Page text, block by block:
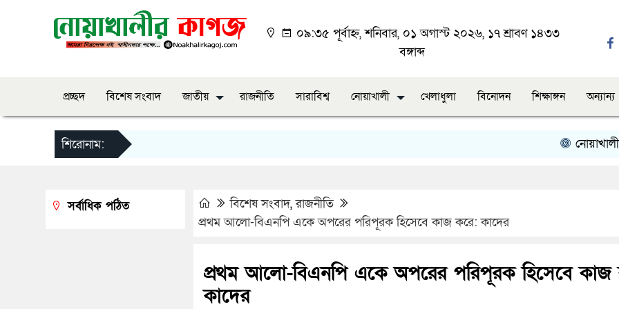
০৯:৩৫ পূর্বাহ্ন, শনিবার, ০১ অগাস্ট ২০২৬, ১৭ শ্রাবণ ১৪৩৩
বঙ্গাব্দ
প্রচ্ছদ বিশেষ সংবাদ জাতীয় রাজনীতি সারাবিশ্ব নোয়াখালী খেলাধুলা বিনোদন শিক্ষাঙ্গন অন্যান্য
শিরোনাম: নোয়াখালীতে
বিশেষ সংবাদ,রাজনীতি
প্রথম আলো-বিএনপি একে অপরের পরিপূরক হিসেবে কাজ করে: কাদের
প্রথম আলো-বিএনপি একে অপরের পরিপূরক হিসেবে কাজ
কাদের
সর্বাধিক পঠিত